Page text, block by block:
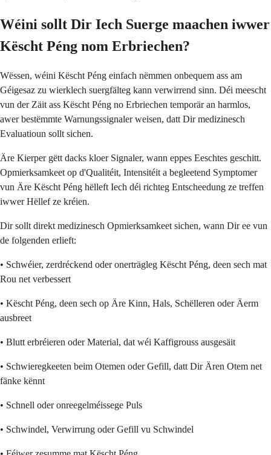
Wéini sollt Dir Iech Suerge maachen iwwer
Këscht Péng nom Erbriechen?
Wëssen, wéini Këscht Péng einfach nëmmen onbequem ass am
Géigesaz zu wierklech suergfälteg kann verwirrend sinn. Déi meescht
vun der Zäit ass Këscht Péng no Erbriechen temporär an harmlos,
awer bestëmmte Warnungssignaler weisen, datt Dir medizinesch
Evaluatioun sollt sichen.
Äre Kierper gëtt dacks kloer Signaler, wann eppes Eeschtes geschitt.
Opmierksamkeet op d'Qualitéit, Intensitéit a begleetend Symptomer
vun Äre Këscht Péng hëlleft Iech déi richteg Entscheedung ze treffen
iwwer Hëllef ze kréien.
Dir sollt direkt medizinesch Opmierksamkeet sichen, wann Dir ee vun
de folgenden erlieft:
• Schwéier, zerdréckend oder onerträgleg Këscht Péng, deen sech mat
Rou net verbessert
• Këscht Péng, deen sech op Äre Kinn, Hals, Schëlleren oder Äerm
ausbreet
• Blutt erbréieren oder Material, dat wéi Kaffigrouss ausgesäit
• Schwieregkeeten beim Otemen oder Gefill, datt Dir Ären Otem net
fänke kënnt
• Schnell oder onreegelméissege Puls
• Schwindel, Verwirrung oder Gefill vu Schwindel